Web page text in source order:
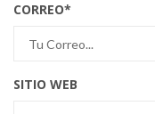
CORREO*
SITIO WEB